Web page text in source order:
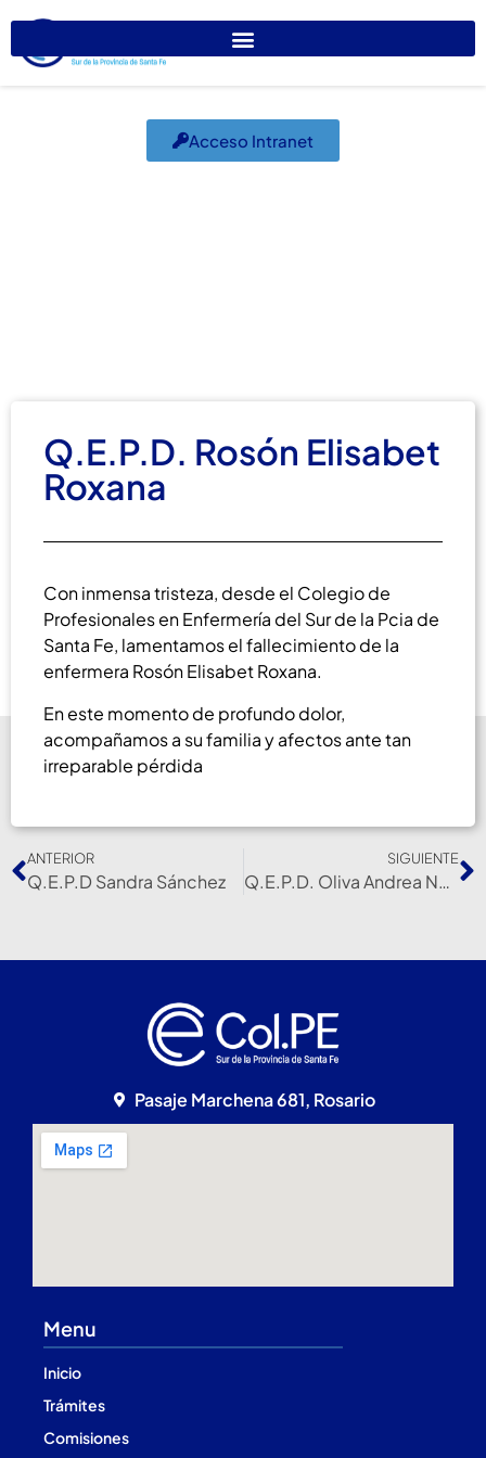
Acceso Intranet
Q.E.P.D. Rosón Elisabet
Roxana
Con inmensa tristeza, desde el Colegio de
Profesionales en Enfermería del Sur de la Pcia de
Santa Fe, lamentamos el fallecimiento de la
enfermera Rosón Elisabet Roxana.
En este momento de profundo dolor,
acompañamos a su familia y afectos ante tan
irreparable pérdida
ANTERIOR
Q.E.P.D Sandra Sánchez
SIGUIENTE
Q.E.P.D. Oliva Andrea Noemí.
Pasaje Marchena 681, Rosario
Menu
Inicio
Trámites
Comisiones